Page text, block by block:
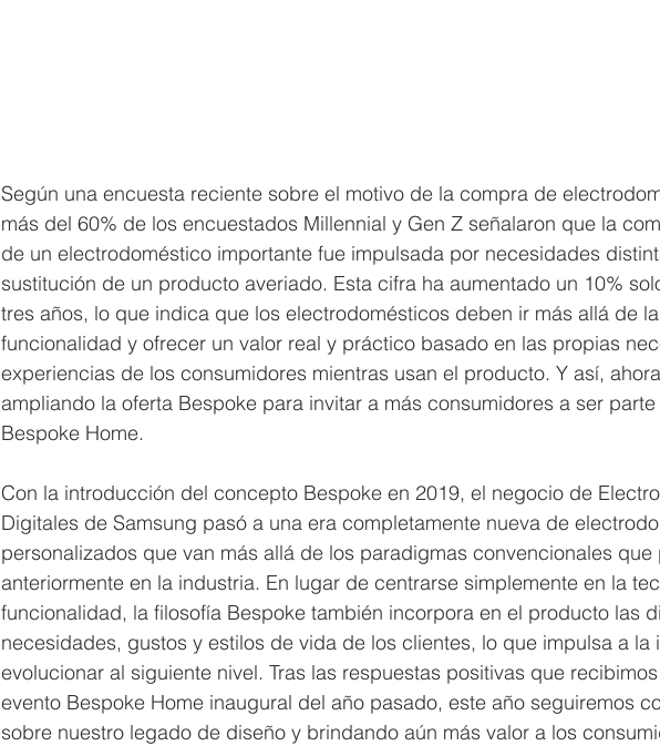
Según una encuesta reciente sobre el motivo de la compra de
más del 60% de los encuestados Millennial y Gen Z señalaron que la
de un electrodoméstico importante fue impulsada por necesidades
sustitución de un producto averiado. Esta cifra ha aumentado un 10%
tres años, lo que indica que los electrodomésticos deben ir más allá de
funcionalidad y ofrecer un valor real y práctico basado en las propias
experiencias de los consumidores mientras usan el producto. Y así,
ampliando la oferta Bespoke para invitar a más consumidores a ser
Bespoke Home.
Con la introducción del concepto Bespoke en 2019, el negocio de
Digitales de Samsung pasó a una era completamente nueva de
personalizados que van más allá de los paradigmas convencionales que
anteriormente en la industria. En lugar de centrarse simplemente en la
funcionalidad, la filosofía Bespoke también incorpora en el producto las
necesidades, gustos y estilos de vida de los clientes, lo que impulsa a la
evolucionar al siguiente nivel. Tras las respuestas positivas que
evento Bespoke Home inaugural del año pasado, este año seguiremos
sobre nuestro legado de diseño y brindando aún más valor a los